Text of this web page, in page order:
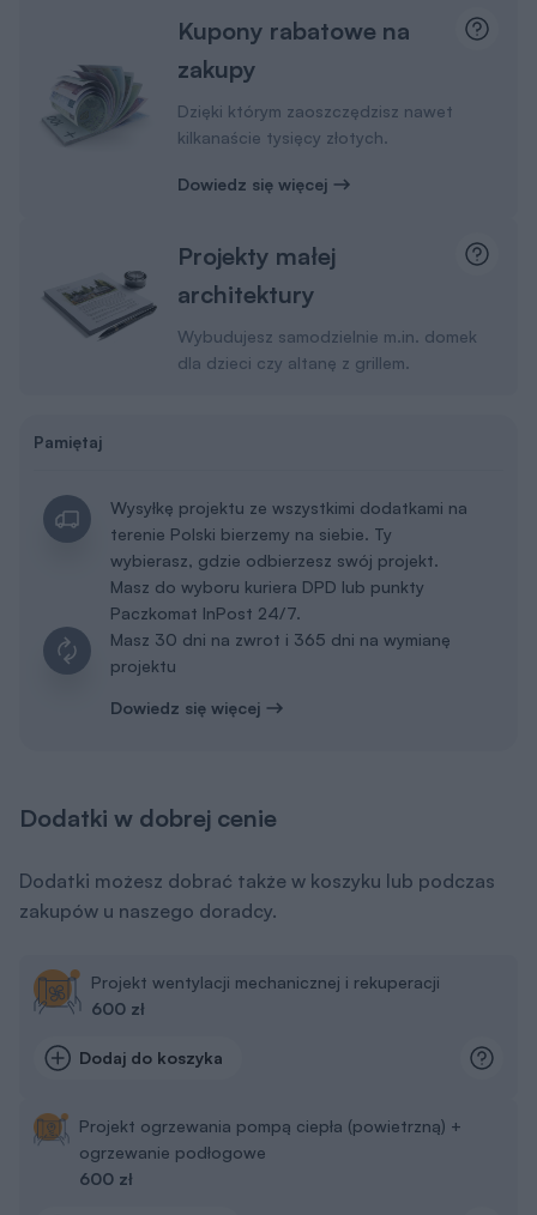
Kupony rabatowe na
zakupy
Dzięki którym zaoszczędzisz nawet
kilkanaście tysięcy złotych.
Dowiedz się więcej
Projekty małej
architektury
Wybudujesz samodzielnie m.in. domek
dla dzieci czy altanę z grillem.
Pamiętaj
Wysyłkę projektu ze wszystkimi dodatkami na
terenie Polski bierzemy na siebie. Ty
wybierasz, gdzie odbierzesz swój projekt.
Masz do wyboru kuriera DPD lub punkty
Paczkomat InPost 24/7.
Masz 30 dni na zwrot i 365 dni na wymianę
projektu
Dowiedz się więcej
Dodatki w dobrej cenie
Dodatki możesz dobrać także w koszyku lub podczas
zakupów u naszego doradcy.
Projekt wentylacji mechanicznej i rekuperacji
600 zł
Dodaj do koszyka
Projekt ogrzewania pompą ciepła (powietrzną) +
ogrzewanie podłogowe
600 zł